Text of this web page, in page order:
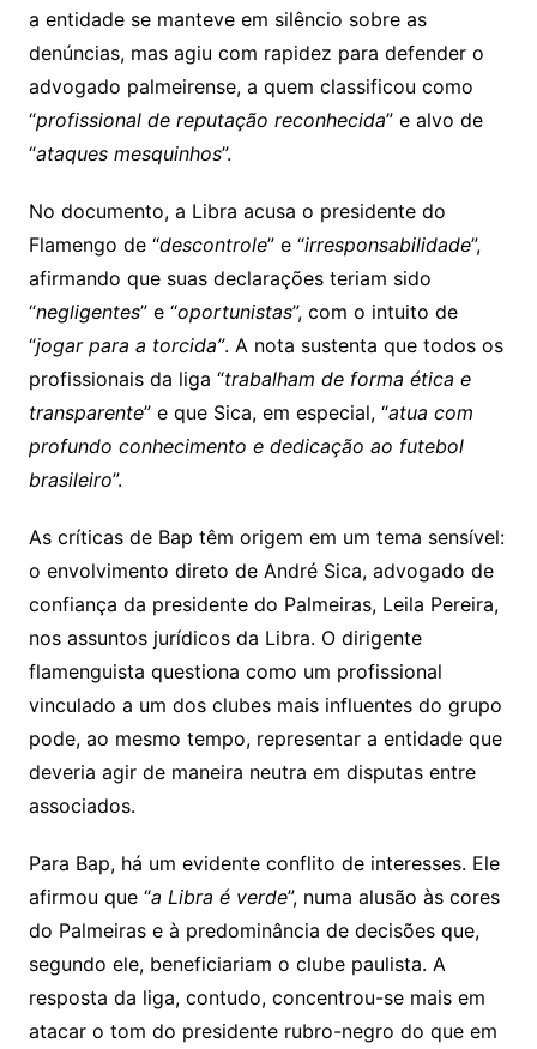
a entidade se manteve em silêncio sobre as
denúncias, mas agiu com rapidez para defender o
advogado palmeirense, a quem classificou como
“profissional de reputação reconhecida” e alvo de
“ataques mesquinhos”.
No documento, a Libra acusa o presidente do
Flamengo de “descontrole” e “irresponsabilidade”,
afirmando que suas declarações teriam sido
“negligentes” e “oportunistas”, com o intuito de
“jogar para a torcida”. A nota sustenta que todos os
profissionais da liga “trabalham de forma ética e
transparente” e que Sica, em especial, “atua com
profundo conhecimento e dedicação ao futebol
brasileiro”.
As críticas de Bap têm origem em um tema sensível:
o envolvimento direto de André Sica, advogado de
confiança da presidente do Palmeiras, Leila Pereira,
nos assuntos jurídicos da Libra. O dirigente
flamenguista questiona como um profissional
vinculado a um dos clubes mais influentes do grupo
pode, ao mesmo tempo, representar a entidade que
deveria agir de maneira neutra em disputas entre
associados.
Para Bap, há um evidente conflito de interesses. Ele
afirmou que “a Libra é verde”, numa alusão às cores
do Palmeiras e à predominância de decisões que,
segundo ele, beneficiariam o clube paulista. A
resposta da liga, contudo, concentrou-se mais em
atacar o tom do presidente rubro-negro do que em